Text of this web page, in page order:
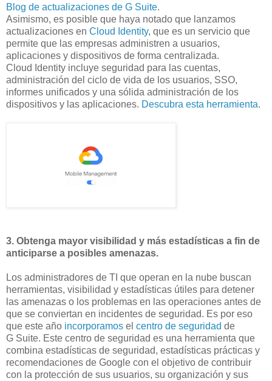
Blog de actualizaciones de G Suite.
Asimismo, es posible que haya notado que lanzamos
actualizaciones en Cloud Identity, que es un servicio que
permite que las empresas administren a usuarios,
aplicaciones y dispositivos de forma centralizada.
Cloud Identity incluye seguridad para las cuentas,
administración del ciclo de vida de los usuarios, SSO,
informes unificados y una sólida administración de los
dispositivos y las aplicaciones. Descubra esta herramienta.
3. Obtenga mayor visibilidad y más estadísticas a fin de
anticiparse a posibles amenazas.
Los administradores de TI que operan en la nube buscan
herramientas, visibilidad y estadísticas útiles para detener
las amenazas o los problemas en las operaciones antes de
que se conviertan en incidentes de seguridad. Es por eso
que este año incorporamos el centro de seguridad de
G Suite. Este centro de seguridad es una herramienta que
combina estadísticas de seguridad, estadísticas prácticas y
recomendaciones de Google con el objetivo de contribuir
con la protección de sus usuarios, su organización y sus